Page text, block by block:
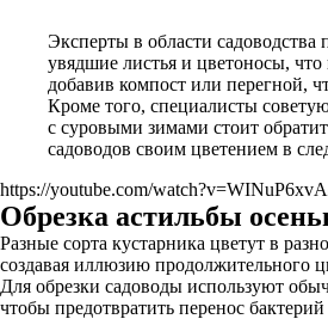
Эксперты в области садоводства
увядшие листья и цветоносы, что
добавив компост или перегной,
Кроме того, специалисты
с суровыми зимами стоит
садоводов своим цветением в
https://youtube.com/
Обрезка астильбы
Разные сорта кустарника цветут в
создавая иллюзию продолжительного
Для обрезки садоводы используют
чтобы предотвратить перенос